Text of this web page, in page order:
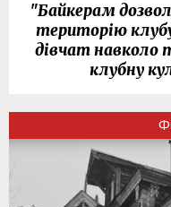
"Байкерам
територію
дівчат навколо
клубну